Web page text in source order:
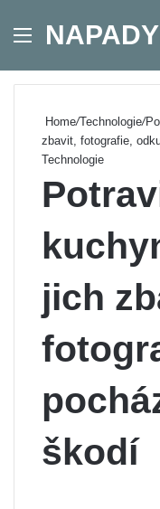
Menu
Home/Technologie/
zbavit, fotografie,
Technologie
jich
škodí